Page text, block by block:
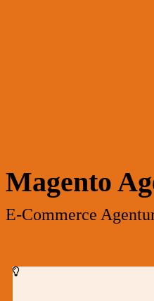
Magento
E-Commerce